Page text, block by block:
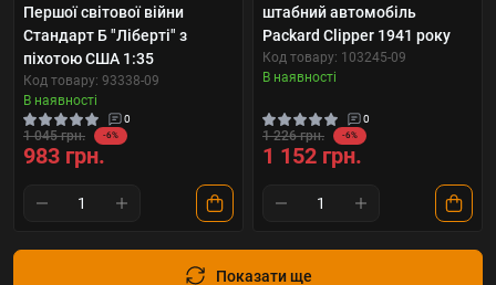
Першої світової війни
Стандарт Б "Ліберті" з
піхотою США 1:35
Код товару: 93338-09
В наявності
0
1 045 грн. -6%
983 грн.
штабний автомобіль
Packard Clipper 1941 року
Код товару: 103245-09
В наявності
0
1 226 грн. -6%
1 152 грн.
Показати ще